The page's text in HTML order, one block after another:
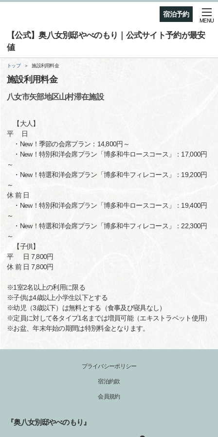
宿泊予約
【公式】奥八女別邸やべのもり｜公式サイト予約が最安
値
MENU
トップ 施設利用料金
施設利用料金
八女市矢部地区山村滞在施設
【大人】
平 日
・New！季節の会席プラン：14,800円～
・New！特別和洋会席プラン「博多和牛ロースコース」：17,000円
～
・New！特選和洋会席プラン「博多和牛フィレコース」：19,200円
～
休 前 日
・New！特別和洋会席プラン「博多和牛ロースコース」：19,400円
～
・New！特選和洋会席プラン「博多和牛フィレコース」：22,300円
～
【子供】
平 日 7,800円
休 前 日 7,800円
※1室2名以上の利用に限る
※子供は4歳以上小学生以下とする
※幼児（3歳以下）は無料とする（食事及び寝具なし）
※定員に対して各タイプ1名までは増員可能（エキストラベット使用）
※お盆、年末年始の期間は特別料金となります。
プライバシーポリシー
宿泊約款
会員規約
『奥八女別邸やべのもり』